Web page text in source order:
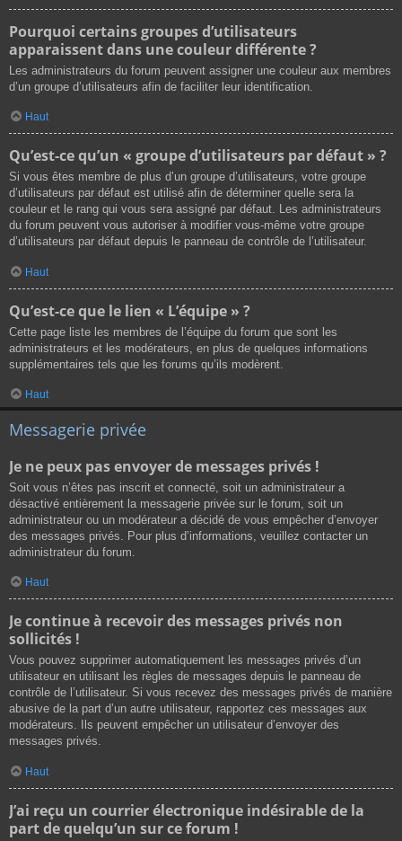
Pourquoi certains groupes d’utilisateurs
apparaissent dans une couleur différente ?
Les administrateurs du forum peuvent assigner une couleur aux membres
d’un groupe d’utilisateurs afin de faciliter leur identification.
Haut
Qu’est-ce qu’un « groupe d’utilisateurs par défaut » ?
Si vous êtes membre de plus d’un groupe d’utilisateurs, votre groupe
d’utilisateurs par défaut est utilisé afin de déterminer quelle sera la
couleur et le rang qui vous sera assigné par défaut. Les administrateurs
du forum peuvent vous autoriser à modifier vous-même votre groupe
d’utilisateurs par défaut depuis le panneau de contrôle de l’utilisateur.
Haut
Qu’est-ce que le lien « L’équipe » ?
Cette page liste les membres de l’équipe du forum que sont les
administrateurs et les modérateurs, en plus de quelques informations
supplémentaires tels que les forums qu’ils modèrent.
Haut
Messagerie privée
Je ne peux pas envoyer de messages privés !
Soit vous n’êtes pas inscrit et connecté, soit un administrateur a
désactivé entièrement la messagerie privée sur le forum, soit un
administrateur ou un modérateur a décidé de vous empêcher d’envoyer
des messages privés. Pour plus d’informations, veuillez contacter un
administrateur du forum.
Haut
Je continue à recevoir des messages privés non
sollicités !
Vous pouvez supprimer automatiquement les messages privés d’un
utilisateur en utilisant les règles de messages depuis le panneau de
contrôle de l’utilisateur. Si vous recevez des messages privés de manière
abusive de la part d’un autre utilisateur, rapportez ces messages aux
modérateurs. Ils peuvent empêcher un utilisateur d’envoyer des
messages privés.
Haut
J’ai reçu un courrier électronique indésirable de la
part de quelqu’un sur ce forum !